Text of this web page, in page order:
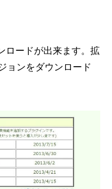
ロードが出来ます。拡
ョンをダウンロード